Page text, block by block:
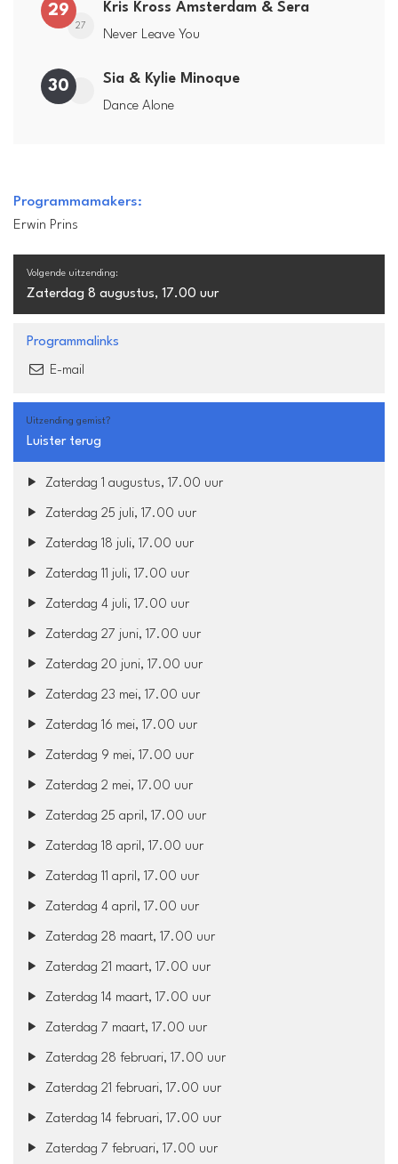
29
27
Kris Kross Amsterdam & Sera
Never Leave You
30 Sia & Kylie Minoque
Dance Alone
Programmamakers:
Erwin Prins
Volgende uitzending:
Zaterdag 8 augustus, 17.00 uur
Programmalinks
E-mail
Uitzending gemist?
Luister terug
Zaterdag 1 augustus, 17.00 uur
Zaterdag 25 juli, 17.00 uur
Zaterdag 18 juli, 17.00 uur
Zaterdag 11 juli, 17.00 uur
Zaterdag 4 juli, 17.00 uur
Zaterdag 27 juni, 17.00 uur
Zaterdag 20 juni, 17.00 uur
Zaterdag 23 mei, 17.00 uur
Zaterdag 16 mei, 17.00 uur
Zaterdag 9 mei, 17.00 uur
Zaterdag 2 mei, 17.00 uur
Zaterdag 25 april, 17.00 uur
Zaterdag 18 april, 17.00 uur
Zaterdag 11 april, 17.00 uur
Zaterdag 4 april, 17.00 uur
Zaterdag 28 maart, 17.00 uur
Zaterdag 21 maart, 17.00 uur
Zaterdag 14 maart, 17.00 uur
Zaterdag 7 maart, 17.00 uur
Zaterdag 28 februari, 17.00 uur
Zaterdag 21 februari, 17.00 uur
Zaterdag 14 februari, 17.00 uur
Zaterdag 7 februari, 17.00 uur